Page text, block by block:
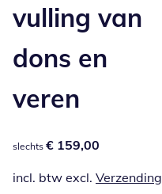
vulling van
dons en
veren
€ 159,00
slechts € 159,00
incl. btw excl. Verzending